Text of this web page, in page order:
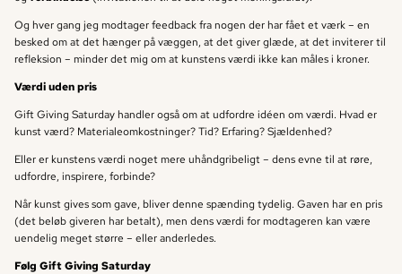
Og hver gang jeg modtager feedback fra nogen der har fået et værk – en
besked om at det hænger på væggen, at det giver glæde, at det inviterer til
refleksion – minder det mig om at kunstens værdi ikke kan måles i kroner.
Værdi uden pris
Gift Giving Saturday handler også om at udfordre idéen om værdi. Hvad er
kunst værd? Materialeomkostninger? Tid? Erfaring? Sjældenhed?
Eller er kunstens værdi noget mere uhåndgribeligt – dens evne til at røre,
udfordre, inspirere, forbinde?
Når kunst gives som gave, bliver denne spænding tydelig. Gaven har en pris
(det beløb giveren har betalt), men dens værdi for modtageren kan være
uendelig meget større – eller anderledes.
Følg Gift Giving Saturday